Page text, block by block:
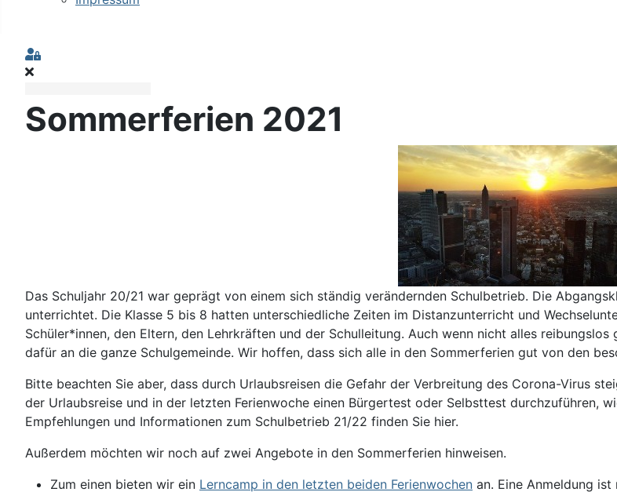
Sign In
Sommerferien 2021
Das Schuljahr 20/21 war geprägt von einem sich ständig verändernden Schulbetrieb. Die
unterrichtet. Die Klasse 5 bis 8 hatten unterschiedliche Zeiten im Distanzunterricht und
Schüler*innen, den Eltern, den Lehrkräften und der Schulleitung. Auch wenn nicht alles
dafür an die ganze Schulgemeinde. Wir hoffen, dass sich alle in den Sommerferien gut von den
Bitte beachten Sie aber, dass durch Urlaubsreisen die Gefahr der Verbreitung des Corona-Virus
der Urlaubsreise und in der letzten Ferienwoche einen Bürgertest oder Selbsttest durchzuführen,
Empfehlungen und Informationen zum Schulbetrieb 21/22 finden Sie hier.
Außerdem möchten wir noch auf zwei Angebote in den Sommerferien hinweisen.
Zum einen bieten wir ein Lerncamp in den letzten beiden Ferienwochen an. Eine Anmeldung ist